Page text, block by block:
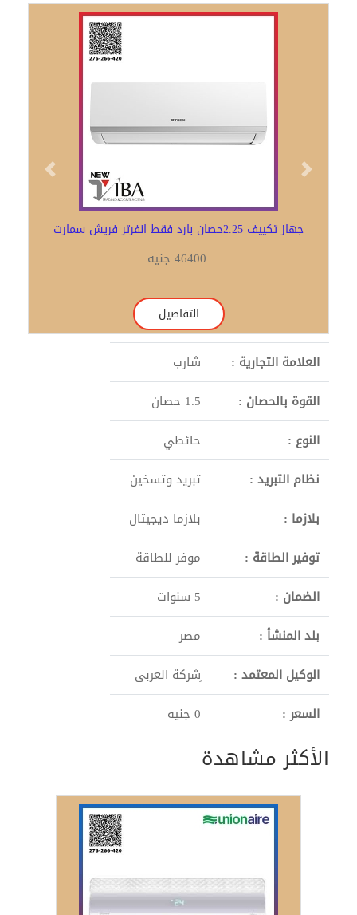
جهاز تكييف 2.25حصان بارد فقط انفرتر فريش سمارت
46400 جنيه
التفاصيل
Previous Next
العلامة التجارية :
شارب
القوة بالحصان :
1.5 حصان
النوع :
حائطي
نظام التبريد :
تبريد وتسخين
بلازما :
بلازما ديجيتال
توفير الطاقة :
موفر للطاقة
الضمان :
5 سنوات
بلد المنشأ :
مصر
الوكيل المعتمد :
ِشركة العربى
السعر :
0 جنيه
الأكثر مشاهدة